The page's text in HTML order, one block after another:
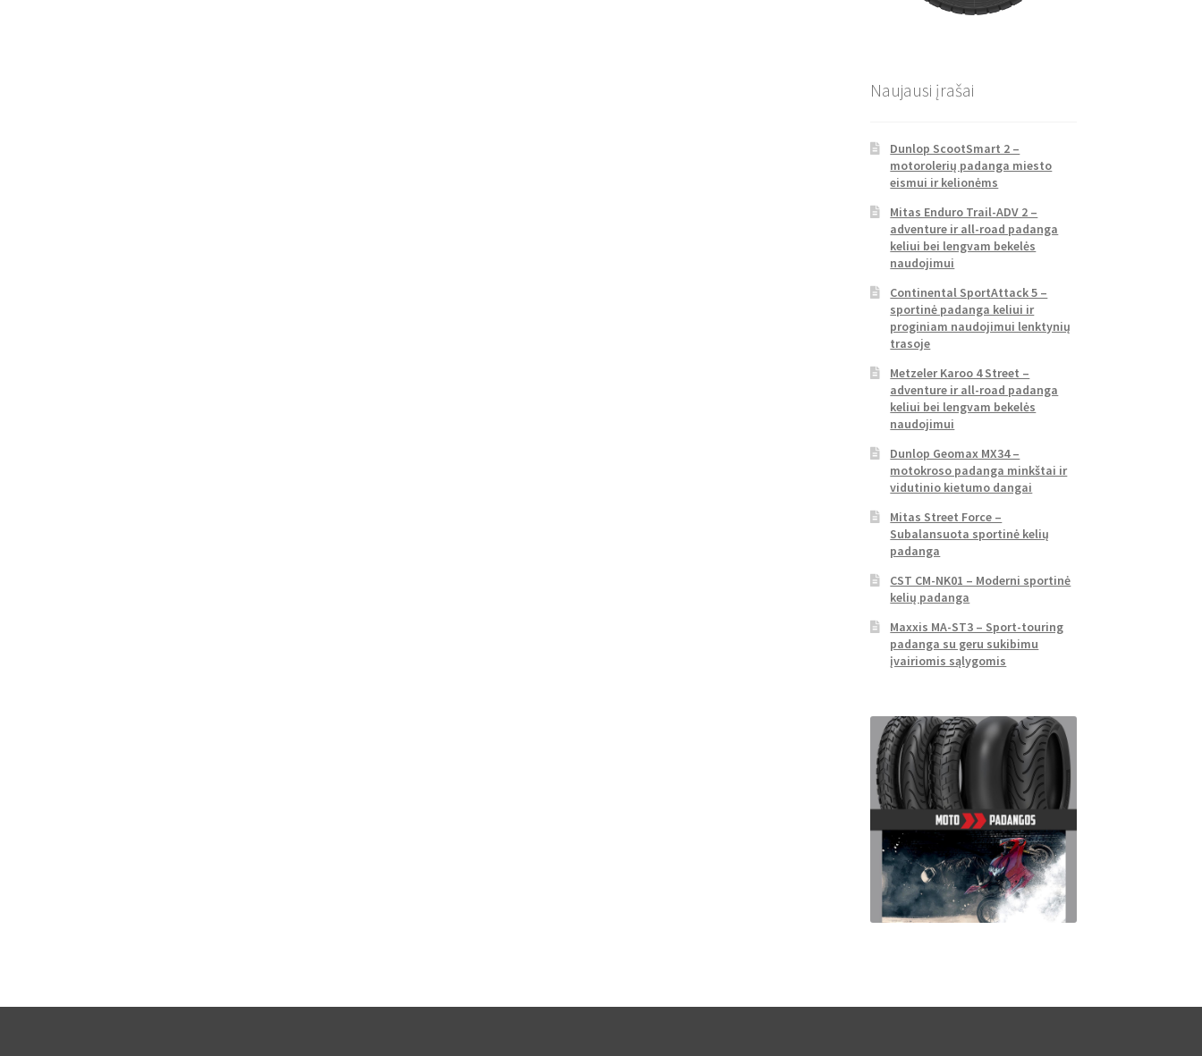
Naujausi įrašai
Dunlop ScootSmart 2 –
motorolerių padanga miesto
eismui ir kelionėms
Mitas Enduro Trail-ADV 2 –
adventure ir all-road padanga
keliui bei lengvam bekelės
naudojimui
Continental SportAttack 5 –
sportinė padanga keliui ir
proginiam naudojimui lenktynių
trasoje
Metzeler Karoo 4 Street –
adventure ir all-road padanga
keliui bei lengvam bekelės
naudojimui
Dunlop Geomax MX34 –
motokroso padanga minkštai ir
vidutinio kietumo dangai
Mitas Street Force –
Subalansuota sportinė kelių
padanga
CST CM-NK01 – Moderni sportinė
kelių padanga
Maxxis MA-ST3 – Sport-touring
padanga su geru sukibimu
įvairiomis sąlygomis